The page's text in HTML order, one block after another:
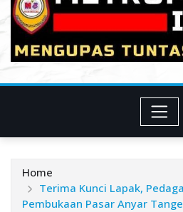
Home
Terima Kunci Lapak,
Pembukaan Pasar Anyar